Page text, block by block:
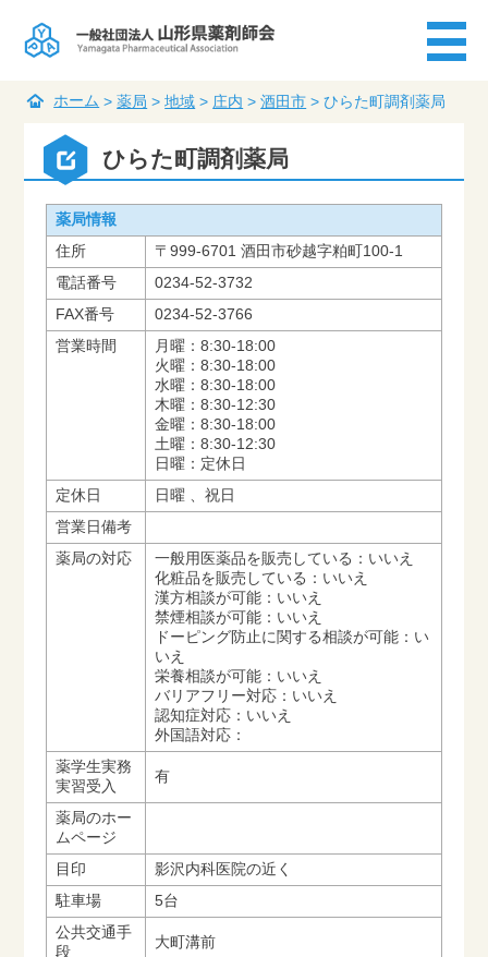
ホーム >薬局 >地域 > 庄内 >酒田市 >ひらた町調剤薬局
ひらた町調剤薬局
薬局情報
住所
〒999-6701 酒田市砂越字粕町100-1
電話番号
0234-52-3732
FAX番号
0234-52-3766
営業時間
月曜：8:30-18:00
火曜：8:30-18:00
水曜：8:30-18:00
木曜：8:30-12:30
金曜：8:30-18:00
土曜：8:30-12:30
日曜：定休日
定休日
日曜 、祝日
営業日備考
薬局の対応
一般用医薬品を販売している：いいえ
化粧品を販売している：いいえ
漢方相談が可能：いいえ
禁煙相談が可能：いいえ
ドーピング防止に関する相談が可能：い
いえ
栄養相談が可能：いいえ
バリアフリー対応：いいえ
認知症対応：いいえ
外国語対応：
薬学生実務
実習受入
有
薬局のホー
ムページ
目印
影沢内科医院の近く
駐車場
5台
公共交通手
段
大町溝前